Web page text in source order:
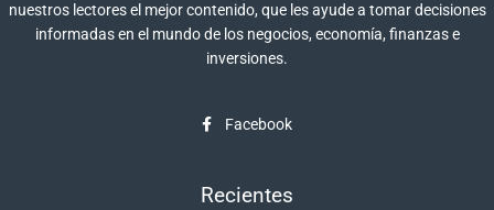
nuestros lectores el mejor contenido, que les ayude a tomar decisiones
informadas en el mundo de los negocios, economía, finanzas e
inversiones.
Facebook
Recientes